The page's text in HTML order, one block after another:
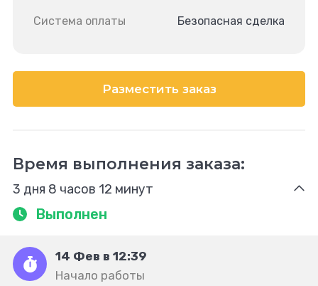
Система оплаты Безопасная сделка
Разместить заказ
Время выполнения заказа:
3 дня 8 часов 12 минут
Выполнен
14 Фев в 12:39
Начало работы